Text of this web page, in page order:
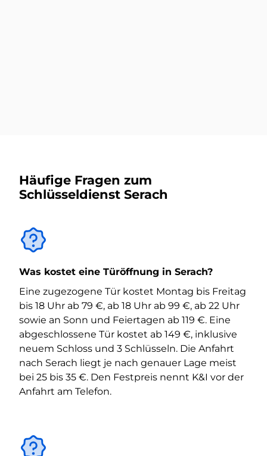
Häufige Fragen zum
Schlüsseldienst Serach
Was kostet eine Türöffnung in Serach?
Eine zugezogene Tür kostet Montag bis Freitag
bis 18 Uhr ab 79 €, ab 18 Uhr ab 99 €, ab 22 Uhr
sowie an Sonn und Feiertagen ab 119 €. Eine
abgeschlossene Tür kostet ab 149 €, inklusive
neuem Schloss und 3 Schlüsseln. Die Anfahrt
nach Serach liegt je nach genauer Lage meist
bei 25 bis 35 €. Den Festpreis nennt K&I vor der
Anfahrt am Telefon.